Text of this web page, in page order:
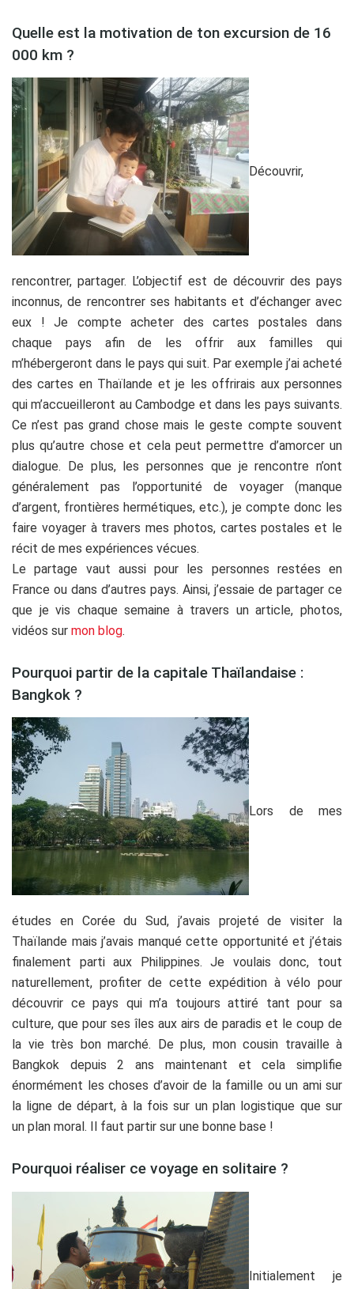
Quelle est la motivation de ton excursion de 16
000 km ?
Découvrir,
rencontrer, partager. L’objectif est de découvrir des pays
inconnus, de rencontrer ses habitants et d’échanger avec
eux ! Je compte acheter des cartes postales dans
chaque pays afin de les offrir aux familles qui
m’hébergeront dans le pays qui suit. Par exemple j’ai acheté
des cartes en Thaïlande et je les offrirais aux personnes
qui m’accueilleront au Cambodge et dans les pays suivants.
Ce n’est pas grand chose mais le geste compte souvent
plus qu’autre chose et cela peut permettre d’amorcer un
dialogue. De plus, les personnes que je rencontre n’ont
généralement pas l’opportunité de voyager (manque
d’argent, frontières hermétiques, etc.), je compte donc les
faire voyager à travers mes photos, cartes postales et le
récit de mes expériences vécues.
Le partage vaut aussi pour les personnes restées en
France ou dans d’autres pays. Ainsi, j’essaie de partager ce
que je vis chaque semaine à travers un article, photos,
vidéos sur mon blog.
Pourquoi partir de la capitale Thaïlandaise :
Bangkok ?
Lors de mes
études en Corée du Sud, j’avais projeté de visiter la
Thaïlande mais j’avais manqué cette opportunité et j’étais
finalement parti aux Philippines. Je voulais donc, tout
naturellement, profiter de cette expédition à vélo pour
découvrir ce pays qui m’a toujours attiré tant pour sa
culture, que pour ses îles aux airs de paradis et le coup de
la vie très bon marché. De plus, mon cousin travaille à
Bangkok depuis 2 ans maintenant et cela simplifie
énormément les choses d’avoir de la famille ou un ami sur
la ligne de départ, à la fois sur un plan logistique que sur
un plan moral. Il faut partir sur une bonne base !
Pourquoi réaliser ce voyage en solitaire ?
Initialement je